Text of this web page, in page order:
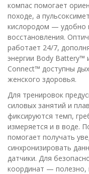
компас помогает
походе, а
кислородом — удобно
восстановления.
работает 24/7,
энергии Body Battery™
Connect™ доступны
женского здоровья.
Для тренировок
силовых занятий и
фиксируются темп,
измеряется и в воде.
помогает получать
синхронизировать
датчики. Для
координат — полезно,